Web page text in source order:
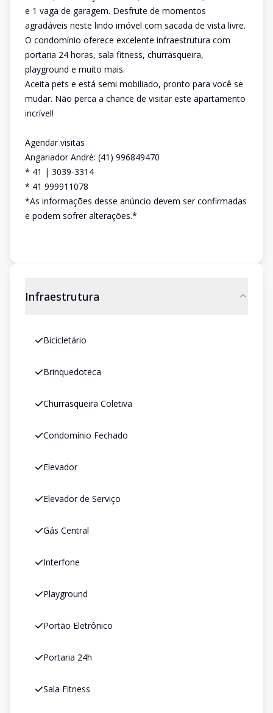
e 1 vaga de garagem. Desfrute de momentos
agradáveis neste lindo imóvel com sacada de vista livre.
O condomínio oferece excelente infraestrutura com
portaria 24 horas, sala fitness, churrasqueira,
playground e muito mais.
Aceita pets e está semi mobiliado, pronto para você se
mudar. Não perca a chance de visitar este apartamento
incrível!
Agendar visitas
Angariador André: (41) 996849470
* 41 | 3039-3314
* 41 999911078
*As informações desse anúncio devem ser confirmadas
e podem sofrer alterações.*
Infraestrutura
Bicicletário
Brinquedoteca
Churrasqueira Coletiva
Condomínio Fechado
Elevador
Elevador de Serviço
Gás Central
Interfone
Playground
Portão Eletrônico
Portaria 24h
Sala Fitness